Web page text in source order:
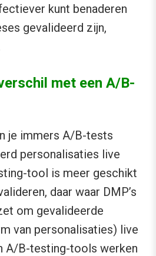
kunt benaderen
gevalideerd zijn,
met een A/B-
je immers A/B-tests
personalisaties live
tool is meer geschikt
daar waar DMP’s
om gevalideerde
van personalisaties) live
A/B-testing-tools werken